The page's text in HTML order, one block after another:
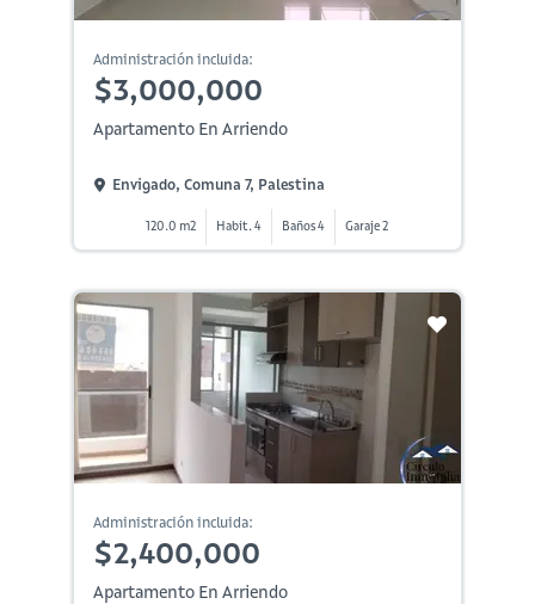
Administración incluida:
$3,000,000
Apartamento En Arriendo
Envigado, Comuna 7, Palestina
120.0 m2 Habit. 4 Baños 4 Garaje 2
Administración incluida:
$2,400,000
Apartamento En Arriendo